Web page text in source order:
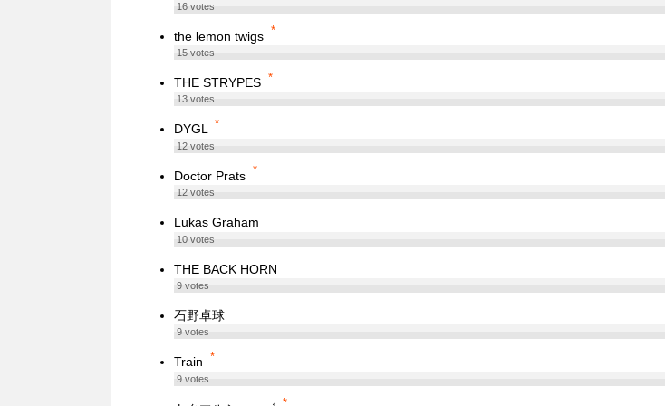
16votes
the lemon twigs *
15votes
THE STRYPES *
13votes
DYGL *
12votes
Doctor Prats *
12votes
Lukas Graham
10votes
THE BACK HORN
9votes
石野卓球
9votes
Train *
9votes